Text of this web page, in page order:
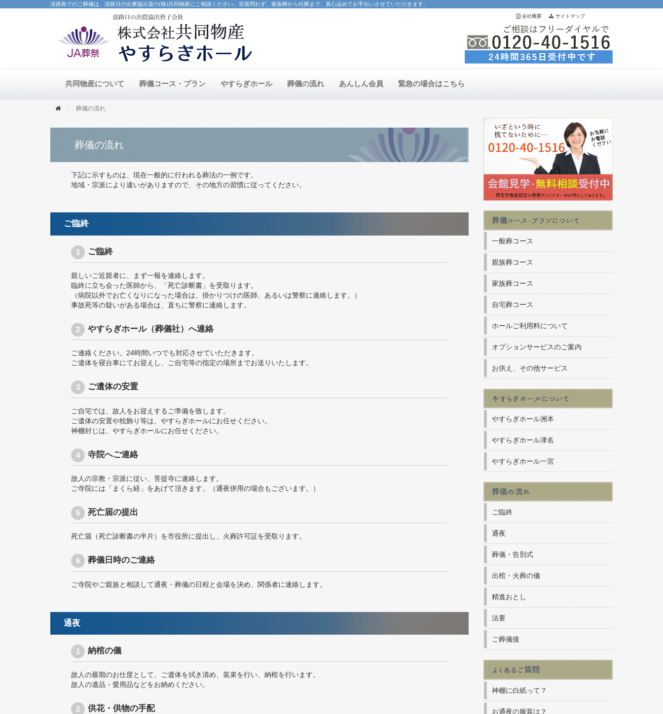
淡路島でのご葬儀は、淡路日の出農協出資の(株)共同物産にご相談ください。宗派問わず、家族葬から社葬まで、真心込めてお手伝いさせていただきます。
会社概要 サイトマップ
共同物産について 葬儀コース・プラン やすらぎホール 葬儀の流れ あんしん会員 緊急の場合はこちら
葬儀の流れ
葬儀の流れ
下記に示すものは、現在一般的に行われる葬法の一例です。
地域・宗派により違いがありますので、その地方の習慣に従ってください。
ご臨終
ご臨終
親しいご近親者に、まず一報を連絡します。
臨終に立ち会った医師から、「死亡診断書」を受取ります。
（病院以外でお亡くなりになった場合は、掛かりつけの医師、あるいは警察に連絡します。）
事故死等の疑いがある場合は、直ちに警察に連絡します。
やすらぎホール（葬儀社）へ連絡
ご連絡ください。24時間いつでも対応させていただきます。
ご遺体を寝台車にてお迎えし、ご自宅等の指定の場所までお送りいたします。
ご遺体の安置
ご自宅では、故人をお迎えするご準備を致します。
ご遺体の安置や枕飾り等は、やすらぎホールにお任せください。
神棚封じは、やすらぎホールにお任せください。
寺院へご連絡
故人の宗教・宗派に従い、菩提寺に連絡します。
ご寺院には「まくら経」をあげて頂きます。（通夜併用の場合もございます。）
死亡届の提出
死亡届（死亡診断書の半片）を市役所に提出し、火葬許可証を受取ります。
葬儀日時のご連絡
ご寺院やご親族と相談して通夜・葬儀の日程と会場を決め、関係者に連絡します。
通夜
納棺の儀
故人の最期のお仕度として、ご遺体を拭き清め、装束を行い、納棺を行います。
故人の遺品・愛用品などをお納めください。
供花・供物の手配
一般葬コース
親族葬コース
家族葬コース
自宅葬コース
ホールご利用料について
オプションサービスのご案内
お供え、その他サービス
やすらぎホール洲本
やすらぎホール津名
やすらぎホール一宮
ご臨終
通夜
葬儀・告別式
出棺・火葬の儀
精進おとし
法要
ご葬儀後
神棚に白紙って？
お通夜の服装は？